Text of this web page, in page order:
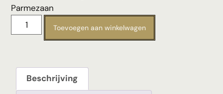
Parmezaan
Toevoegen aan winkelwagen
Beschrijving